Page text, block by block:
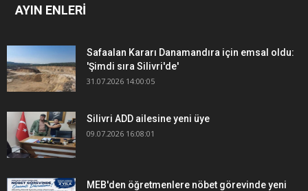
AYIN ENLERİ
Safaalan Kararı Danamandıra için emsal oldu:
'Şimdi sıra Silivri'de'
31.07.2026 14:00:05
Silivri ADD ailesine yeni üye
09.07.2026 16:08:01
MEB'den öğretmenlere nöbet görevinde yeni